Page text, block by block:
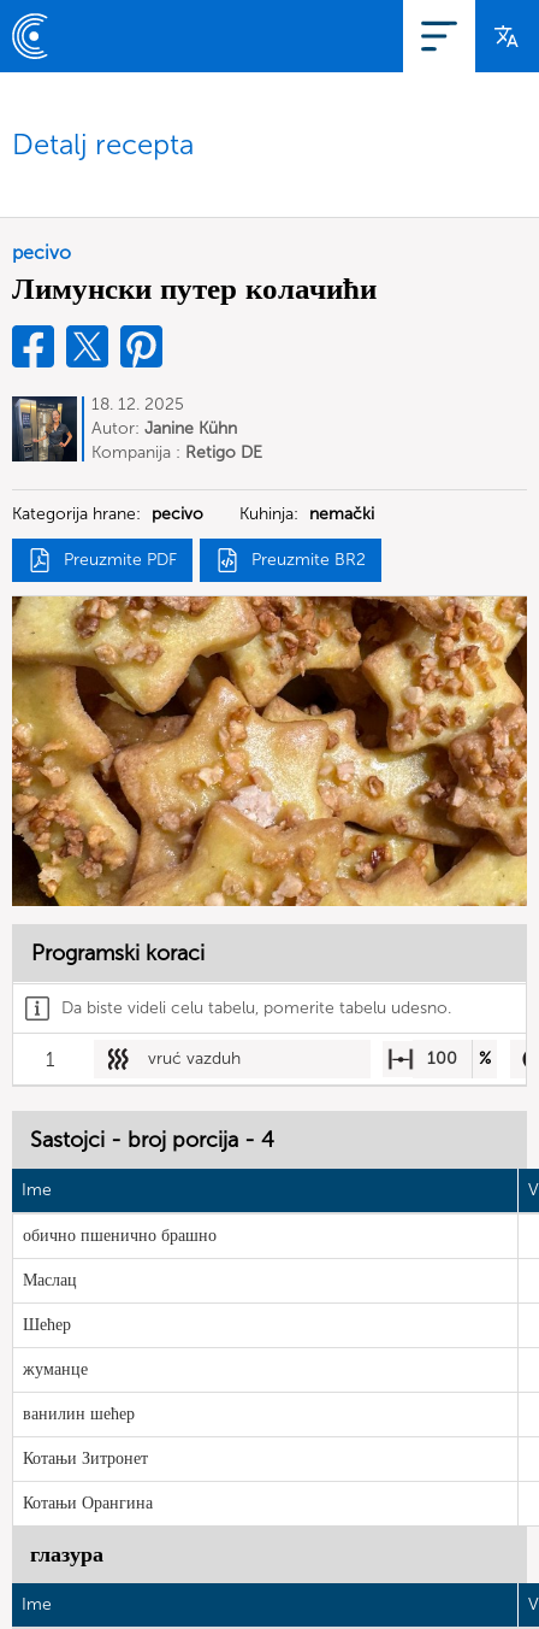
Detalj recepta
pecivo
Лимунски путер колачићи
18. 12. 2025
Autor: Janine Kühn
Kompanija : Retigo DE
Kategorija hrane: pecivo Kuhinja: nemački
Preuzmite PDF Preuzmite BR2
Programski koraci
Da biste videli celu tabelu, pomerite tabelu udesno.
1 vruć vazduh 100 %
Sastojci - broj porcija - 4
Ime
обично пшенично брашно
Маслац
Шећер
жуманце
ванилин шећер
Котањи Зитронет
Котањи Орангина
глазура
Ime